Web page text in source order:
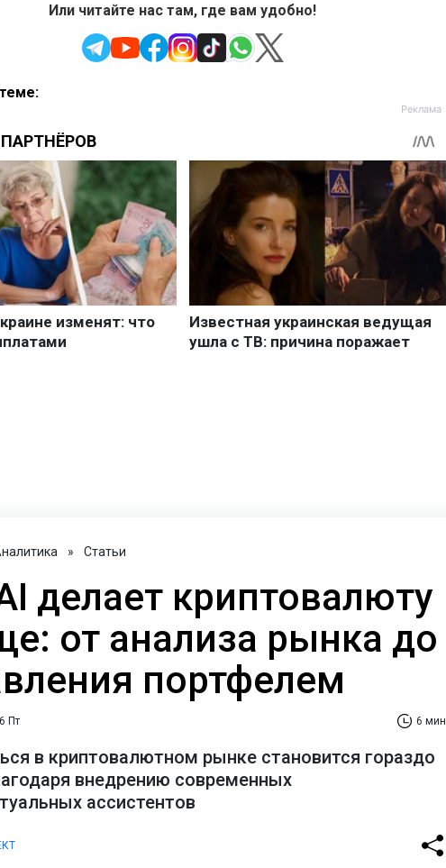
Или читайте нас там, где вам удобно!
» Статьи
делает криптовалюту
от анализа рынка до
портфелем
Пт 6 мин
в криптовалютном рынке становится гораздо
внедрению современных
ассистентов